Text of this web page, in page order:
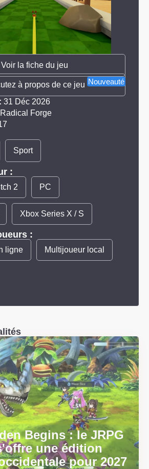
Voir la fiche du jeu
Nouveauté
à propos de ce jeu
31 Déc 2026
Radical Forge
Sport
:
2 PC
Xbox Series X / S
:
ligne Multijoueur local
Begins : le JRPG
une édition
pour 2027